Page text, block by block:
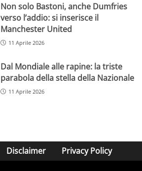
Non solo Bastoni, anche Dumfries
verso l’addio: si inserisce il
Manchester United
11 Aprile 2026
Dal Mondiale alle rapine: la triste
parabola della stella della Nazionale
11 Aprile 2026
Disclaimer Privacy Policy